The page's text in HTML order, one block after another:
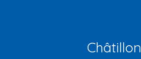
Châtillon